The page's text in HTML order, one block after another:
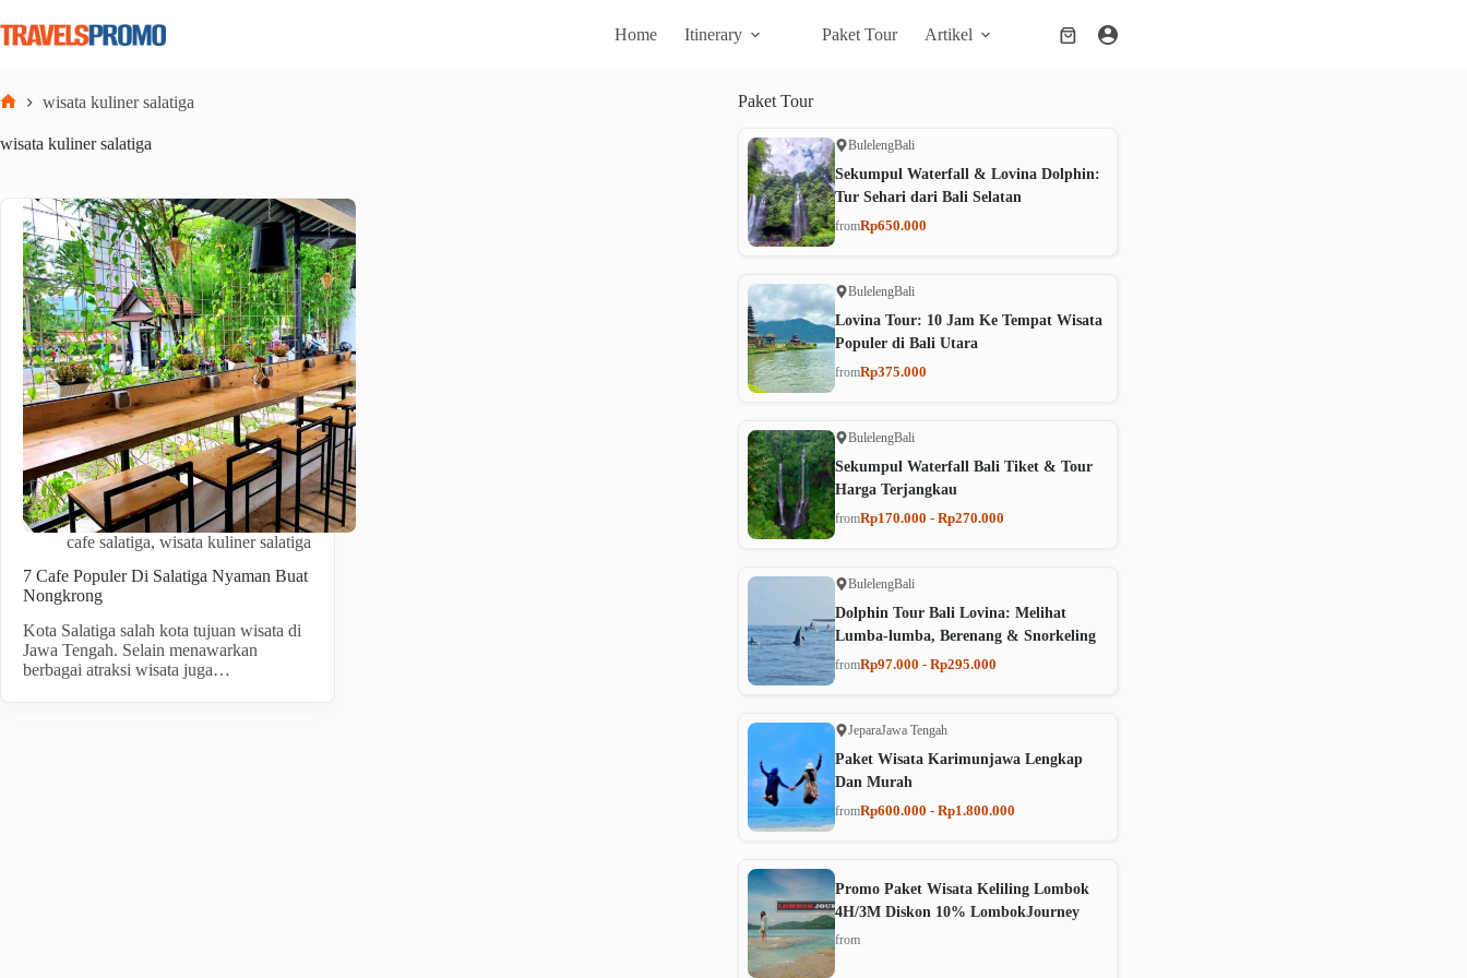
to
content
Home Itinerary Paket Tour Artikel
Shopping
wisata kuliner salatiga
wisata kuliner salatiga
cafe salatiga, wisata kuliner salatiga
7 Cafe Populer Di Salatiga Nyaman Buat
Nongkrong
Kota Salatiga salah kota tujuan wisata di
Jawa Tengah. Selain menawarkan
berbagai atraksi wisata juga…
Paket Tour
BulelengBali
Sekumpul Waterfall & Lovina Dolphin:
Tur Sehari dari Bali Selatan
fromRp650.000
BulelengBali
Lovina Tour: 10 Jam Ke Tempat Wisata
Populer di Bali Utara
fromRp375.000
BulelengBali
Sekumpul Waterfall Bali Tiket & Tour
Harga Terjangkau
fromRp170.000 - Rp270.000
BulelengBali
Dolphin Tour Bali Lovina: Melihat
Lumba-lumba, Berenang & Snorkeling
fromRp97.000 - Rp295.000
JeparaJawa Tengah
Paket Wisata Karimunjawa Lengkap
Dan Murah
fromRp600.000 - Rp1.800.000
Promo Paket Wisata Keliling Lombok
4H/3M Diskon 10% LombokJourney
from